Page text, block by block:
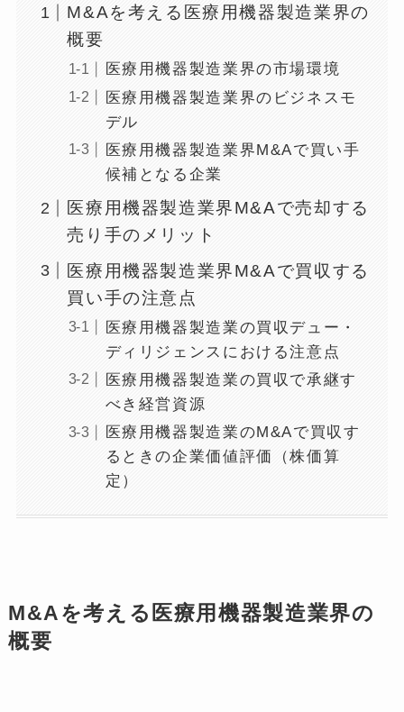
M&Aを考える医療用機器製造業界の
概要
医療用機器製造業界の市場環境
医療用機器製造業界のビジネスモ
デル
医療用機器製造業界M&Aで買い手
候補となる企業
医療用機器製造業界M&Aで売却する
売り手のメリット
医療用機器製造業界M&Aで買収する
買い手の注意点
医療用機器製造業の買収デュー・
ディリジェンスにおける注意点
医療用機器製造業の買収で承継す
べき経営資源
医療用機器製造業のM&Aで買収す
るときの企業価値評価（株価算
定）
M&Aを考える医療用機器製造業界の
概要